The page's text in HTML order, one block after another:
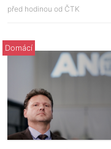
před hodinou od ČTK
Domácí